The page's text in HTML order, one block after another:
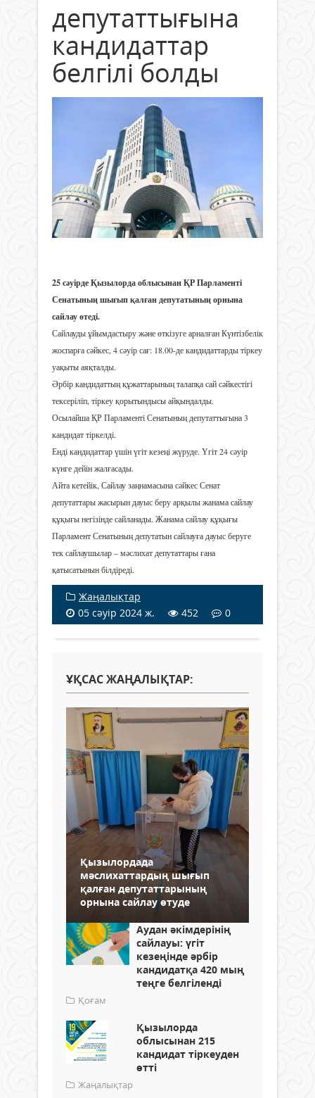
депутаттығына
кандидаттар
белгілі болды
25 сәуірде Қызылорда облысынан ҚР Парламенті
Сенатының шығып қалған депутатының орнына
сайлау өтеді.
Сайлауды ұйымдастыру және өткізуге арналған Күнтізбелік
жоспарға сәйкес, 4 сәуір сағ: 18.00-де кандидаттарды тіркеу
уақыты аяқталды.
Әрбір кандидаттың құжаттарының талапқа сай сәйкестігі
тексеріліп, тіркеу қорытындысы айқындалды.
Осылайша ҚР Парламенті Сенатының депутаттығына 3
кандидат тіркелді.
Енді кандидаттар үшін үгіт кезеңі жүруде. Үгіт 24 сәуір
күнге дейін жалғасады.
Айта кетейік, Сайлау заңнамасына сәйкес Сенат
депутаттары жасырын дауыс беру арқылы жанама сайлау
құқығы негізінде сайланады. Жанама сайлау құқығы
Парламент Сенатының депутатын сайлауға дауыс беруге
тек сайлаушылар – мәслихат депутаттары ғана
қатысатынын білдіреді.
Жаңалықтар
05 сәуір 2024 ж.
452 0
ҰҚСАС ЖАҢАЛЫҚТАР:
Қызылордада
мәслихаттардың шығып
қалған депутаттарының
орнына сайлау өтуде
Аудан әкімдерінің
сайлауы: үгіт
кезеңінде әрбір
кандидатқа 420 мың
теңге белгіленді
Қоғам
Қызылорда
облысынан 215
кандидат тіркеуден
өтті
Жаңалықтар